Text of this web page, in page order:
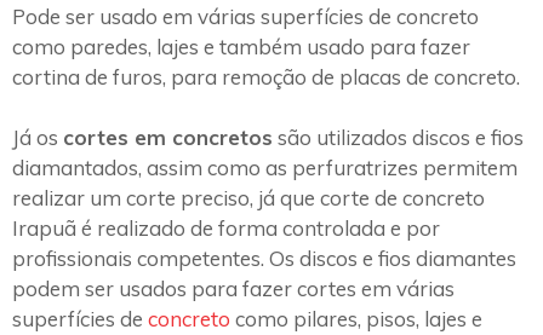
Pode ser usado em várias superfícies de concreto
como paredes, lajes e também usado para fazer
cortina de furos, para remoção de placas de concreto.
Já os cortes em concretos são utilizados discos e fios
diamantados, assim como as perfuratrizes permitem
realizar um corte preciso, já que corte de concreto
Irapuã é realizado de forma controlada e por
profissionais competentes. Os discos e fios diamantes
podem ser usados para fazer cortes em várias
superfícies de concreto como pilares, pisos, lajes e